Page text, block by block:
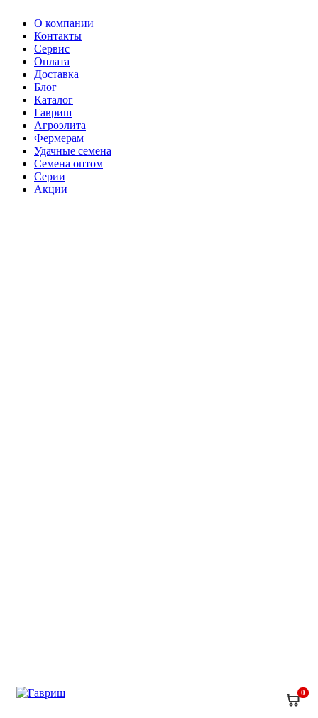
О компании
Контакты
Сервис
Оплата
Доставка
Блог
Каталог
Гавриш
Агроэлита
Фермерам
Удачные семена
Семена оптом
Серии
Акции
0